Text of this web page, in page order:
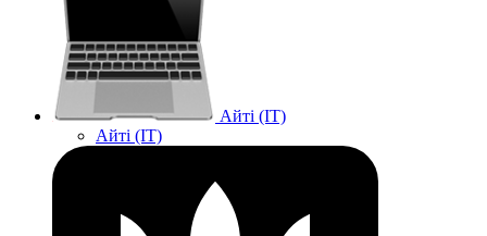
Айті (IT)
Айті (IT)